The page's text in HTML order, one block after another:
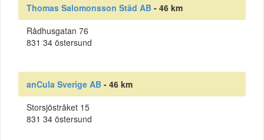
Thomas Salomonsson Städ AB - 46 km
Rådhusgatan 76
831 34 östersund
anCula Sverige AB - 46 km
Storsjöstråket 15
831 34 östersund